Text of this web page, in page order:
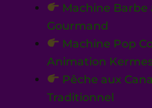
Machine Barbe
Gourmand
Machine Pop
Animation
Pêche aux
Traditionnel